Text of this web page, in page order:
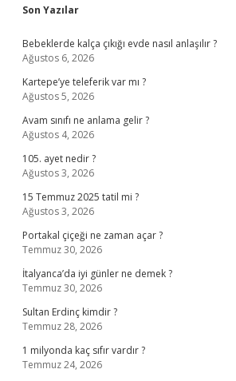
Sidebar
Son Yazılar
Bebeklerde kalça çıkığı evde nasıl anlaşılır ?
Ağustos 6, 2026
Kartepe’ye teleferik var mı ?
Ağustos 5, 2026
Avam sınıfı ne anlama gelir ?
Ağustos 4, 2026
105. ayet nedir ?
Ağustos 3, 2026
15 Temmuz 2025 tatil mi ?
Ağustos 3, 2026
Portakal çiçeği ne zaman açar ?
Temmuz 30, 2026
İtalyanca’da iyi günler ne demek ?
Temmuz 30, 2026
Sultan Erdinç kimdir ?
Temmuz 28, 2026
1 milyonda kaç sıfır vardır ?
Temmuz 24, 2026